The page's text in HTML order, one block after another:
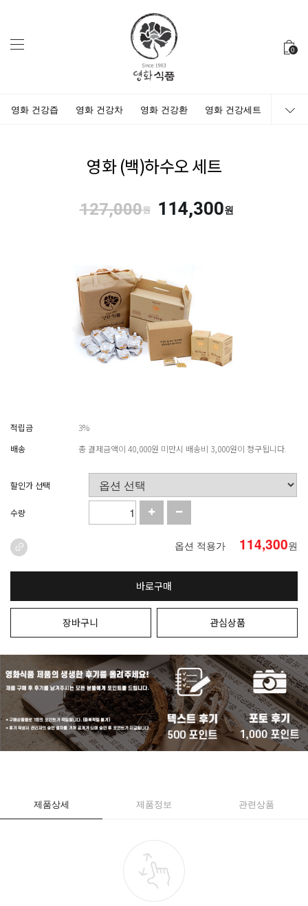
0
영화 건강즙 영화 건강차 영화 건강환 영화 건강세트
영화 (백)하수오 세트
127,000원 114,300원
적립금
3%
배송
총 결제금액이 40,000원 미만시 배송비 3,000원이 청구됩니다.
할인가 선택
수량
옵션 적용가 114,300원
바로구매
장바구니 관심상품
제품상세 제품정보 관련상품